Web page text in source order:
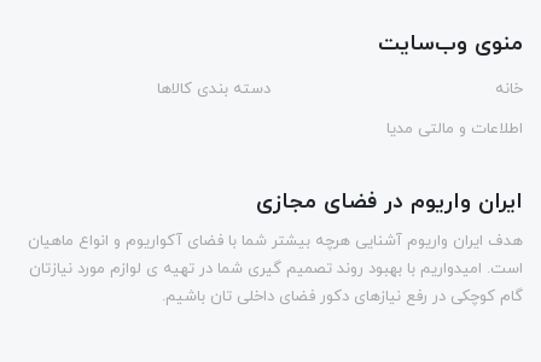
منوی وب‌سایت
خانه
دسته بندی کالاها
اطلاعات و مالتی مدیا
ایران واریوم در فضای مجازی
هدف ایران واریوم آشنایی هرچه بیشتر شما با فضای آکواریوم و انواع ماهیان
است. امیدواریم با بهبود روند تصمیم گیری شما در تهیه ی لوازم مورد نیازتان
گام کوچکی در رفع نیازهای دکور فضای داخلی تان باشیم.